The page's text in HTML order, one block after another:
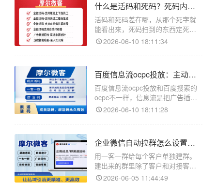
回跳，客户进来就是一个长页面从
上往下看完。投广告的落地页基
什么是活码和死码？死码内容钉死活码后台随时改的区别
活码和死码差在哪，从那个死字就
能看出来，死码扫到的东西定死了
改不了，活码后面挂的内容随时能
台，它是企业微信的活码和客服管
来的。一张普通二维码生成的时
候，目标就直接编进图案里了，扫
出来
2026-06-10 18:11:34
百度信息流ocpc投放：主动推送靠素材抓人和搜索打法不同
百度信息流ocpc投放和百度搜索的
ocpc不一样，信息流是把广告插在
用户刷的内容流里主动推送，按转
回传。摩尔微客是企业微信的活码
根本区别在用户状态。搜索是用户
主动搜了词带着需求来，
2026-06-10 18:11:28
企业微信自动拉群怎么设置，先选好进群的群成员再开建群
用一客一群给每个客户单独建群。
建出来的群里除了客户和对接客服
运营还想放个主管或者助理一起
2026-06-05 11:44:49